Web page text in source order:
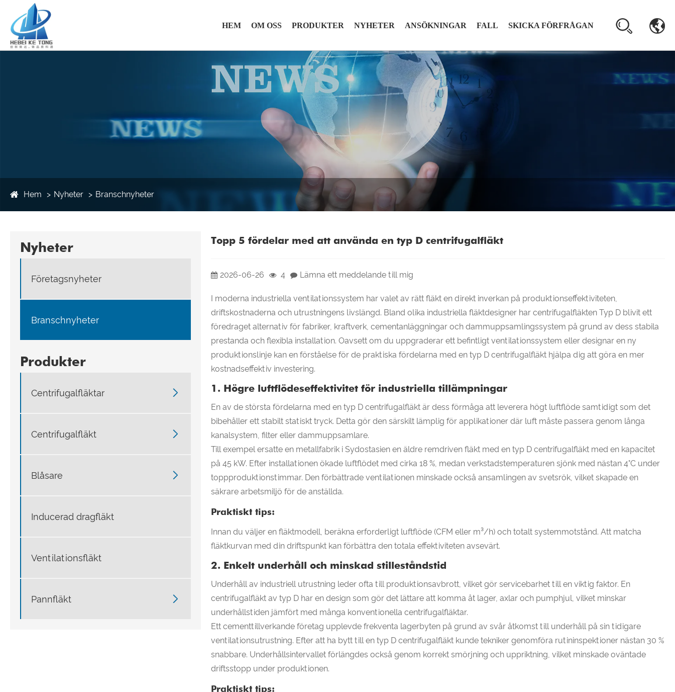
HEM OM OSS PRODUKTER NYHETER ANSÖKNINGAR FALL SKICKA FÖRFRÅGAN
Hem Nyheter Branschnyheter
Nyheter
Företagsnyheter
Branschnyheter
Produkter
Centrifugalfläktar 
Centrifugalfläkt 
Blåsare 
Inducerad dragfläkt
Ventilationsfläkt
Pannfläkt 
Topp 5 fördelar med att använda en typ D centrifugalfläkt
2026-06-26 4 Lämna ett meddelande till mig
I moderna industriella ventilationssystem har valet av rätt fläkt en direkt inverkan på produktionseffektiviteten,
driftskostnaderna och utrustningens livslängd. Bland olika industriella fläktdesigner har centrifugalfläkten Typ D blivit ett
föredraget alternativ för fabriker, kraftverk, cementanläggningar och dammuppsamlingssystem på grund av dess stabila
prestanda och flexibla installation. Oavsett om du uppgraderar ett befintligt ventilationssystem eller designar en ny
produktionslinje kan en förståelse för de praktiska fördelarna med en typ D centrifugalfläkt hjälpa dig att göra en mer
kostnadseffektiv investering.
1. Högre luftflödeseffektivitet för industriella tillämpningar
En av de största fördelarna med en typ D centrifugalfläkt är dess förmåga att leverera högt luftflöde samtidigt som det
bibehåller ett stabilt statiskt tryck. Detta gör den särskilt lämplig för applikationer där luft måste passera genom långa
kanalsystem, filter eller dammuppsamlare.
Till exempel ersatte en metallfabrik i Sydostasien en äldre remdriven fläkt med en typ D centrifugalfläkt med en kapacitet
på 45 kW. Efter installationen ökade luftflödet med cirka 18 %, medan verkstadstemperaturen sjönk med nästan 4°C under
toppproduktionstimmar. Den förbättrade ventilationen minskade också ansamlingen av svetsrök, vilket skapade en
säkrare arbetsmiljö för de anställda.
Praktiskt tips:
Innan du väljer en fläktmodell, beräkna erforderligt luftflöde (CFM eller m³/h) och totalt systemmotstånd. Att matcha
fläktkurvan med din driftspunkt kan förbättra den totala effektiviteten avsevärt.
2. Enkelt underhåll och minskad stilleståndstid
Underhåll av industriell utrustning leder ofta till produktionsavbrott, vilket gör servicebarhet till en viktig faktor. En
centrifugalfläkt av typ D har en design som gör det lättare att komma åt lager, axlar och pumphjul, vilket minskar
underhållstiden jämfört med många konventionella centrifugalfläktar.
Ett cementtillverkande företag upplevde frekventa lagerbyten på grund av svår åtkomst till underhåll på sin tidigare
ventilationsutrustning. Efter att ha bytt till en typ D centrifugalfläkt kunde tekniker genomföra rutininspektioner nästan 30 %
snabbare. Underhållsintervallet förlängdes också genom korrekt smörjning och uppriktning, vilket minskade oväntade
driftsstopp under produktionen.
Praktiskt tips: